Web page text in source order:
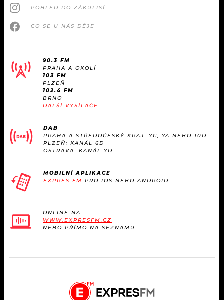
POHLED DO ZÁKULISÍ
CO SE U NÁS DĚJE
90.3 FM
PRAHA A OKOLÍ
103 FM
PLZEŇ
102.4 FM
BRNO
DALŠÍ VYSÍLAČE
DAB
PRAHA A STŘEDOČESKÝ KRAJ: 7C, 7A NEBO 10D
PLZEŇ: KANÁL 6D
OSTRAVA: KANÁL 7D
MOBILNÍ APLIKACE
EXPRES FM PRO IOS NEBO ANDROID.
ONLINE NA
WWW.EXPRESFM.CZ
NEBO PŘÍMO NA SEZNAMU.